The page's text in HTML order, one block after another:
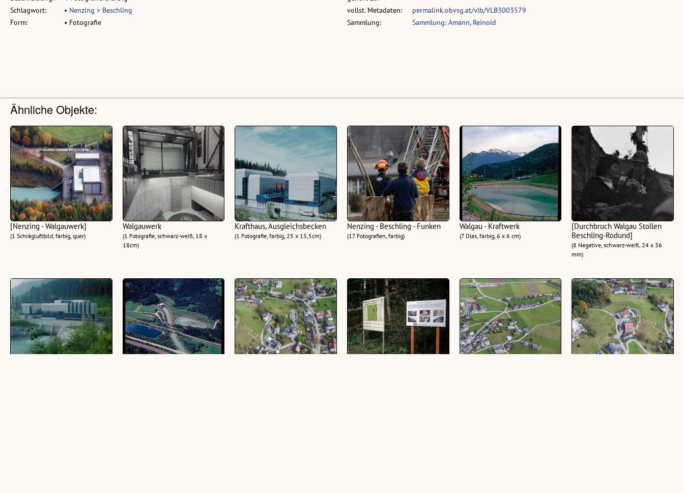
Schlagwort:
• Nenzing > Beschling
Form:
• Fotografie
vollst. Metadaten:
permalink.obvsg.at/vlb/VLB3003579
Sammlung:
Sammlung: Amann, Reinold
Ähnliche Objekte:
[Nenzing - Walgauwerk]
(1 Schrägluftbild, farbig, quer)
Walgauwerk
(1 Fotografie, schwarz-weiß, 18 x
18cm)
Krafthaus, Ausgleichsbecken
(1 Fotografie, farbig, 25 x 15,5cm)
Nenzing - Beschling - Funken
(17 Fotografien, farbig)
Walgau - Kraftwerk
(7 Dias, farbig, 6 x 6 cm)
[Durchbruch Walgau Stollen
Beschling-Rodund]
(8 Negative, schwarz-weiß, 24 x 36
mm)